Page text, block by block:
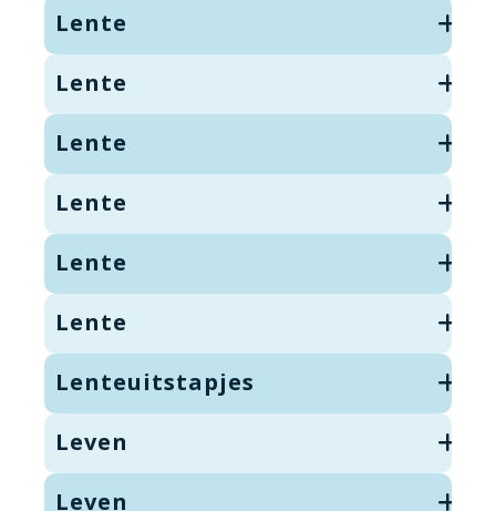
Lente
Lente
Lente
Lente
Lente
Lente
Lenteuitstapjes
Leven
Leven